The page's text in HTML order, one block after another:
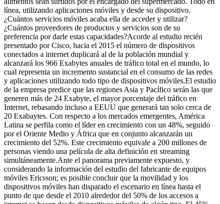
línea, utilizando aplicaciones móviles y desde su dispositivo.
¿Cuántos servicios móviles acaba ella de acceder y utilizar?
¿Cuántos proveedores de productos y servicios son de su
preferencia por darle estas capacidades?Acorde al estudio recién
presentado por Cisco, hacia el 2015 el número de dispositivos
conectados a internet duplicará al de la población mundial y
alcanzará los 966 Exabytes anuales de tráfico total en el mundo, lo
cual representa un incremento sustancial en el consumo de las redes
y aplicaciones utilizando todo tipo de dispositivos móviles.El estudio
de la empresa predice que las regiones Asia y Pacífico serán las que
generen más de 24 Exabyte, el mayor porcentaje del tráfico en
Internet, rebasando incluso a EEUU que generará tan solo cerca de
20 Exabaytes. Con respecto a los mercados emergentes, América
Latina se perfila como el líder en crecimiento con un 48%, seguido
por el Oriente Medio y África que en conjunto alcanzarán un
crecimiento del 52%. Este crecimiento equivale a 200 millones de
personas viendo una película de alta definición en streaming
simultáneamente.Ante el panorama previamente expuesto, y
considerando la información del estudio del fabricante de equipos
móviles Ericsson; es posible concluir que la movilidad y los
dispositivos móviles han disparado el escenario en línea hasta el
punto de que desde el 2010 alrededor del 50% de los accesos a